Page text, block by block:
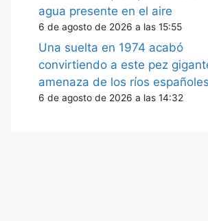
agua presente en el aire
6 de agosto de 2026 a las 15:55
Una suelta en 1974 acabó
convirtiendo a este pez
amenaza de los ríos españoles
6 de agosto de 2026 a las 14:32